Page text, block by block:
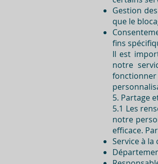
Gestion
que le
fins
Il est
notre
5. Partage
5.1 Les
notre
efficace.
Service à